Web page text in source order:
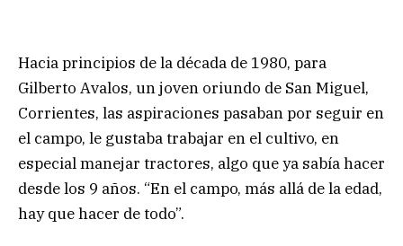
Hacia principios de la década de 1980, para
Gilberto Avalos, un joven oriundo de San Miguel,
Corrientes, las aspiraciones pasaban por seguir en
el campo, le gustaba trabajar en el cultivo, en
especial manejar tractores, algo que ya sabía hacer
desde los 9 años. “En el campo, más allá de la edad,
hay que hacer de todo”.